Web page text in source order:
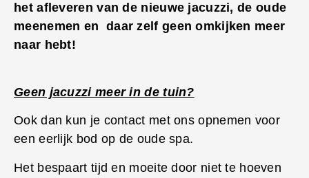
het afleveren van de nieuwe jacuzzi, de oude
meenemen en daar zelf geen omkijken meer
naar hebt!
Geen jacuzzi meer in de tuin?
Ook dan kun je contact met ons opnemen voor
een eerlijk bod op de oude spa.
Het bespaart tijd en moeite door niet te hoeven